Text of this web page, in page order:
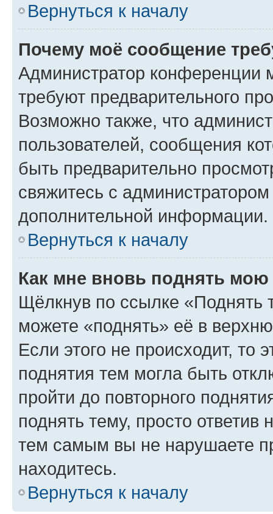
Вернуться к началу
Почему моё сообщение
Администратор конференции
требуют предварительного
Возможно также, что
пользователей, сообщения
быть предварительно
свяжитесь с
дополнительной информации.
Вернуться к началу
Как мне вновь поднять мою
Щёлкнув по ссылке «Поднять
можете «поднять» её в
Если этого не происходит, то
поднятия тем могла быть
пройти до повторного
поднять тему, просто ответив
тем самым вы не нарушаете
находитесь.
Вернуться к началу